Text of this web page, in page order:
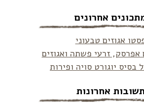
אחרונים
אגוזים טבעוני
אפרסק, זרעי פשתה ואגוזים
בסיס יוגורט סויה ופירות
תשובות אחרונות